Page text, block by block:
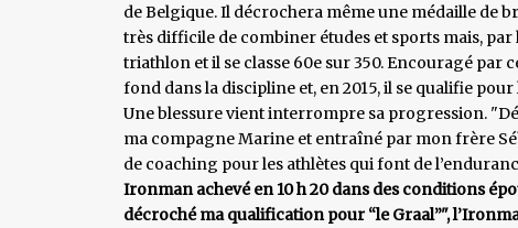
de Belgique. Il décrochera même une médaille de
très difficile de combiner études et sports mais, par
triathlon et il se classe 60e sur 350. Encouragé par
fond dans la discipline et, en 2015, il se qualifie
Une blessure vient interrompre sa progression.
ma compagne Marine et entraîné par mon frère
de coaching pour les athlètes qui font de
Ironman achevé en 10 h 20 dans des conditions
décroché ma qualification pour “le Graal”",